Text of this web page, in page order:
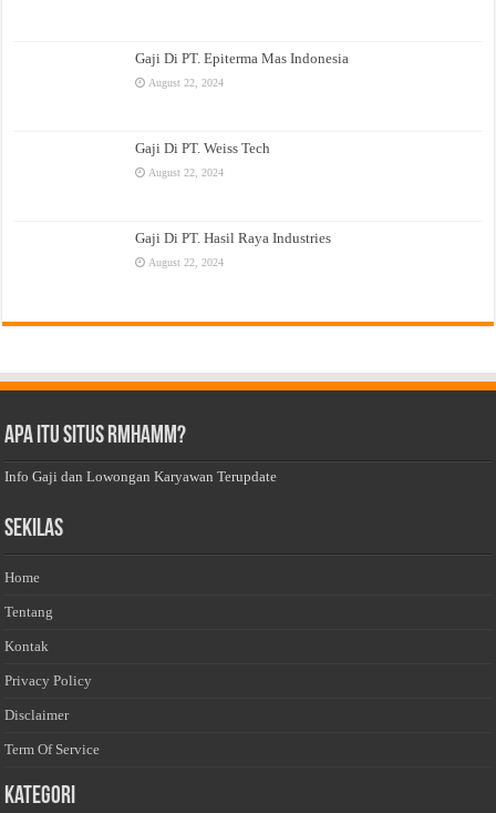
Gaji Di PT. Epiterma Mas Indonesia
August 22, 2024
Gaji Di PT. Weiss Tech
August 22, 2024
Gaji Di PT. Hasil Raya Industries
August 22, 2024
Apa Itu Situs Rmhamm?
Info Gaji dan Lowongan Karyawan Terupdate
Sekilas
Home
Tentang
Kontak
Privacy Policy
Disclaimer
Term Of Service
Kategori